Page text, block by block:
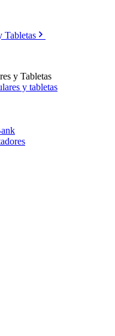
Tabletas
y Tabletas
y tabletas